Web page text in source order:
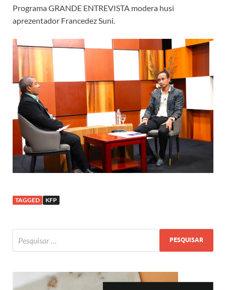
Programa GRANDE ENTREVISTA modera husi
aprezentador Francedez Suni.
TAGGED KFP